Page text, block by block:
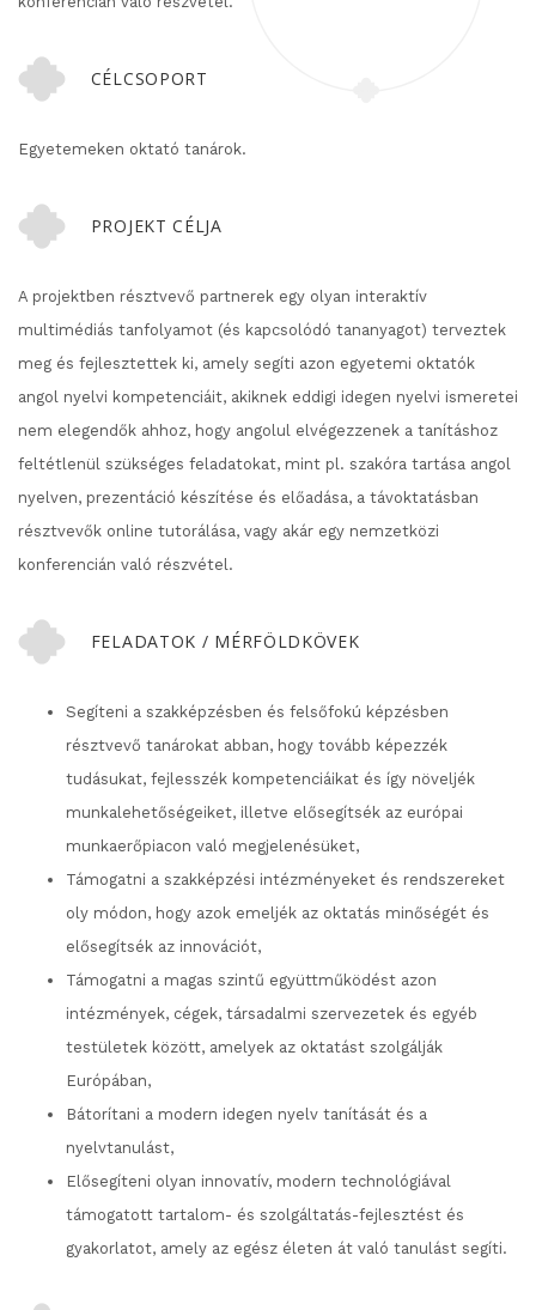
CÉLCSOPORT
Egyetemeken oktató tanárok.
PROJEKT CÉLJA
A projektben résztvevő partnerek egy olyan interaktív
multimédiás tanfolyamot (és kapcsolódó tananyagot) terveztek
meg és fejlesztettek ki, amely segíti azon egyetemi oktatók
angol nyelvi kompetenciáit, akiknek eddigi idegen nyelvi ismeretei
nem elegendők ahhoz, hogy angolul elvégezzenek a tanításhoz
feltétlenül szükséges feladatokat, mint pl. szakóra tartása angol
nyelven, prezentáció készítése és előadása, a távoktatásban
résztvevők online tutorálása, vagy akár egy nemzetközi
konferencián való részvétel.
FELADATOK / MÉRFÖLDKÖVEK
Segíteni a szakképzésben és felsőfokú képzésben
résztvevő tanárokat abban, hogy tovább képezzék
tudásukat, fejlesszék kompetenciáikat és így növeljék
munkalehetőségeiket, illetve elősegítsék az európai
munkaerőpiacon való megjelenésüket,
Támogatni a szakképzési intézményeket és rendszereket
oly módon, hogy azok emeljék az oktatás minőségét és
elősegítsék az innovációt,
Támogatni a magas szintű együttműködést azon
intézmények, cégek, társadalmi szervezetek és egyéb
testületek között, amelyek az oktatást szolgálják
Európában,
Bátorítani a modern idegen nyelv tanítását és a
nyelvtanulást,
Elősegíteni olyan innovatív, modern technológiával
támogatott tartalom- és szolgáltatás-fejlesztést és
gyakorlatot, amely az egész életen át való tanulást segíti.